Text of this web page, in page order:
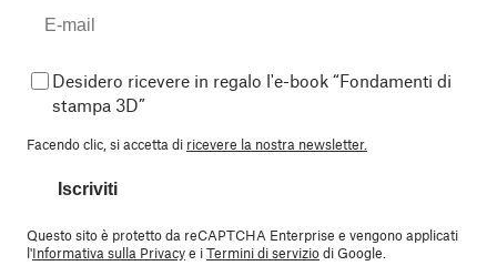
Desidero ricevere in regalo l'e-book “Fondamenti di
stampa 3D”
Facendo clic, si accetta di ricevere la nostra newsletter.
Iscriviti
Questo sito è protetto da reCAPTCHA Enterprise e vengono applicati
l'Informativa sulla Privacye iTermini di serviziodi Google.